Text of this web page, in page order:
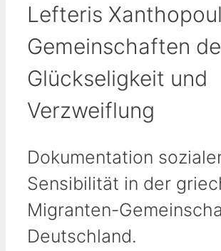
Lefteris
Gemeinschaften
Glückseligkeit und
Verzweiflung
Dokumentation
Sensibilität in der
Migranten-
Deutschland.